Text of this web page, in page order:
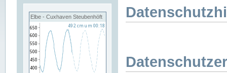
Elbe - Cuxhaven Steubenhöft